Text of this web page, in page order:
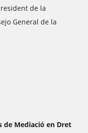
de la
General de la
de Mediació en Dret